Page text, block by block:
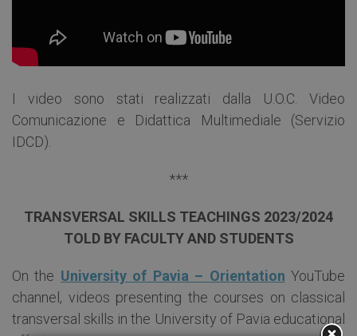
I video sono stati realizzati dalla U.O.C. Video
Comunicazione e Didattica Multimediale (Servizio
IDCD).
***
TRANSVERSAL SKILLS TEACHINGS 2023/2024
TOLD BY FACULTY AND STUDENTS
On the University of Pavia – Orientation YouTube
channel, videos presenting the courses on classical
transversal skills in the University of Pavia educational